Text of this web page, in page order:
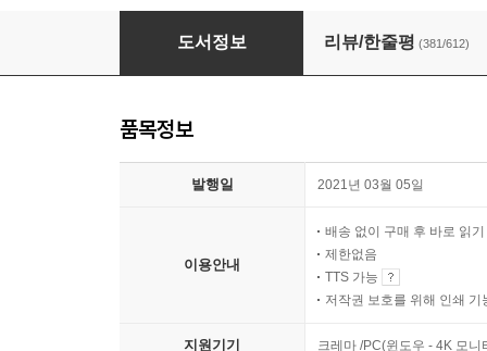
무협지 악녀인데 내가 제일 쎄!
도서정보 리뷰/한줄평 (381/612)
품목정보
발행일 2021년 03월 05일
이용안내
배송 없이 구매 후 바로 읽기
제한없음
TTS 가능
저작권 보호를 위해 인쇄 기
지원기기 크레마 /PC(윈도우 - 4K 모